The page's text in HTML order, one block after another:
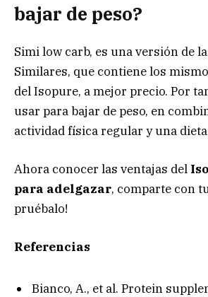
bajar de peso?
Simi low carb, es una versión de
Similares, que contiene los
del Isopure, a mejor precio. Por
usar para bajar de peso, en
actividad física regular y una
Ahora conocer las ventajas del
para adelgazar, comparte con
pruébalo!
Referencias
Bianco, A., et al. Protein